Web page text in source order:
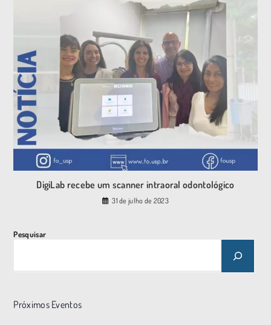
DigiLab recebe um scanner intraoral odontológico
31 de julho de 2023
Pesquisar
Próximos Eventos